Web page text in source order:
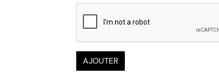
AJOUTER